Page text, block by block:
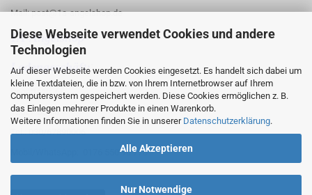
Diese Webseite verwendet Cookies und andere
Technologien
Auf dieser Webseite werden Cookies eingesetzt. Es handelt sich dabei um
kleine Textdateien, die in bzw. von Ihrem Internetbrowser auf Ihrem
Computersystem gespeichert werden. Diese Cookies ermöglichen z. B.
das Einlegen mehrerer Produkte in einen Warenkorb.
Weitere Informationen finden Sie in unserer Datenschutzerklärung.
Alle Akzeptieren
Nur Notwendige
Mail: post@1a-angelshop.de
1A-Angelshop-
Ladengeschäft::
Regattastr. 66
12527 Berlin
Tel.: 030/67890006
Mobil/WhatsApp: 0176 550 90 773